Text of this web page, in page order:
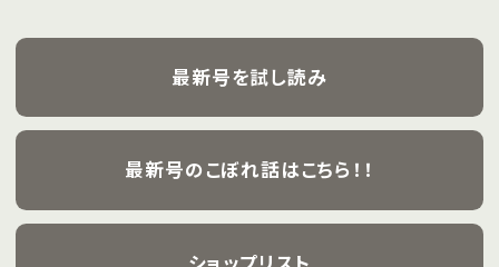
飾ります。
最新号を試し読み
最新号のこぼれ話はこちら！！